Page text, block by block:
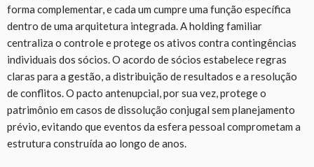
forma complementar, e cada um cumpre uma função específica
dentro de uma arquitetura integrada. A holding familiar
centraliza o controle e protege os ativos contra contingências
individuais dos sócios. O acordo de sócios estabelece regras
claras para a gestão, a distribuição de resultados e a resolução
de conflitos. O pacto antenupcial, por sua vez, protege o
patrimônio em casos de dissolução conjugal sem planejamento
prévio, evitando que eventos da esfera pessoal comprometam a
estrutura construída ao longo de anos.